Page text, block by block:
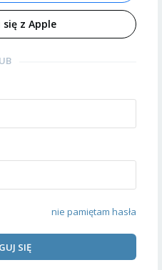
z Apple
nie pamiętam hasła
SIĘ